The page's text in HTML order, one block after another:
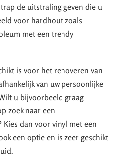
de uitstraling geven die u
voor hardhout zoals
met een trendy
is voor het renoveren van
van uw persoonlijke
u bijvoorbeeld graag
zoek naar een
dan voor vinyl met een
een optie en is zeer geschikt